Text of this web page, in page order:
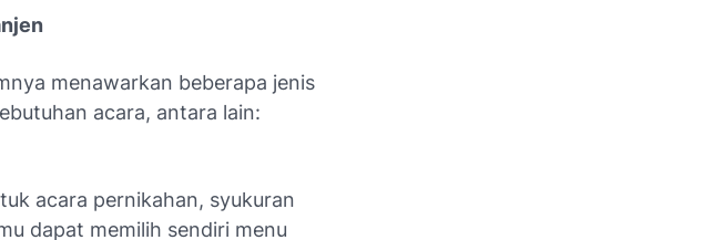
menawarkan beberapa jenis
acara, antara lain:
acara pernikahan, syukuran
dapat memilih sendiri menu